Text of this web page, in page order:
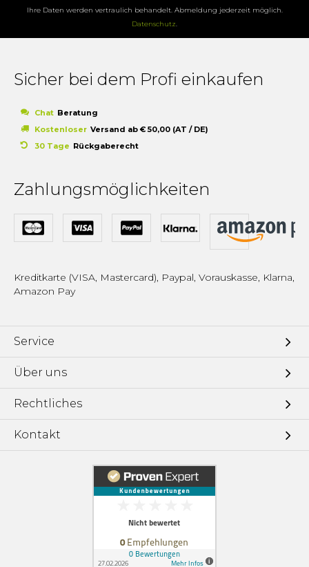
Ihre Daten werden vertraulich behandelt. Abmeldung jederzeit möglich.
Datenschutz.
Sicher bei dem Profi einkaufen
Chat Beratung
Kostenloser Versand ab € 50,00 (AT / DE)
30 Tage Rückgaberecht
Zahlungsmöglichkeiten
Kreditkarte (VISA, Mastercard), Paypal, Vorauskasse, Klarna,
Amazon Pay
Service
Über uns
Rechtliches
Kontakt